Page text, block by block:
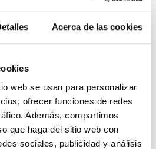
Acerca de las cookies
web se usan para personalizar
ofrecer funciones de redes
Además, compartimos
que haga del sitio web con
sociales, publicidad y análisis